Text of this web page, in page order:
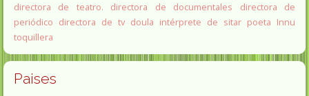
directora de teatro.
directora de documentales
directora de
periódico directora de tv doula intérprete de sitar poeta Innu
toquillera
Paises